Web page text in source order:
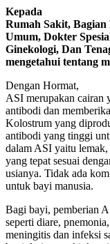
Kepada
Rumah Sakit,
Umum, Dokter
Ginekologi, Dan
mengetahui tentang
Dengan Hormat,
ASI merupakan cairan
antibodi dan
Kolostrum yang
antibodi yang tinggi
dalam ASI yaitu
yang tepat sesuai
usianya. Tidak ada
untuk bayi manusia.
Bagi bayi, pemberian
seperti diare,
meningitis dan infeksi